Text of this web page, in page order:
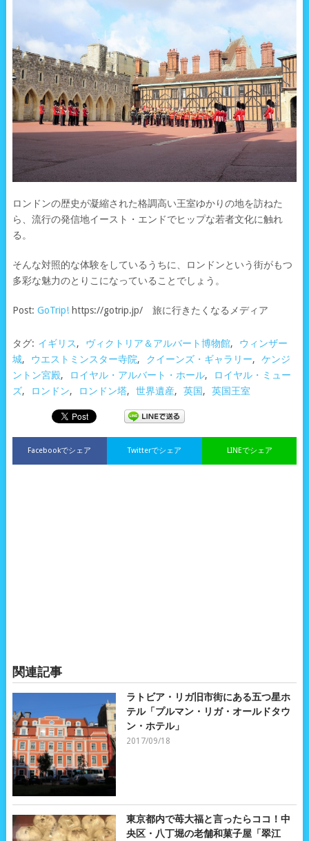
ロンドンの歴史が凝縮された格調高い王室ゆかりの地を訪ねた
ら、流行の発信地イースト・エンドでヒップな若者文化に触れ
る。
そんな対照的な体験をしているうちに、ロンドンという街がもつ
多彩な魅力のとりこになっていることでしょう。
Post: GoTrip!https://gotrip.jp/ 旅に行きたくなるメディア
タグ: イギリス, ヴィクトリア＆アルバート博物館,
ウィンザー
城, ウエストミンスター寺院, クイーンズ・ギャラリー,
ケンジ
ントン宮殿, ロイヤル・アルバート・ホール,
ロイヤル・ミュー
ズ, ロンドン, ロンドン塔, 世界遺産, 英国, 英国王室
Facebookでシェア LINEでシェア
Twitterでシェア
関連記事
ラトビア・リガ旧市街にある五つ星ホ
テル「プルマン・リガ・オールドタウ
ン・ホテル」
2017/09/18
東京都内で苺大福と言ったらココ！中
央区・八丁堀の老舗和菓子屋「翠江